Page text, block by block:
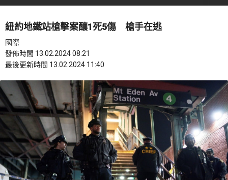
紐約地鐵站槍擊案釀1死5傷 槍手在逃
國際
發佈時間 13.02.2024 08:21
最後更新時間 13.02.2024 11:40